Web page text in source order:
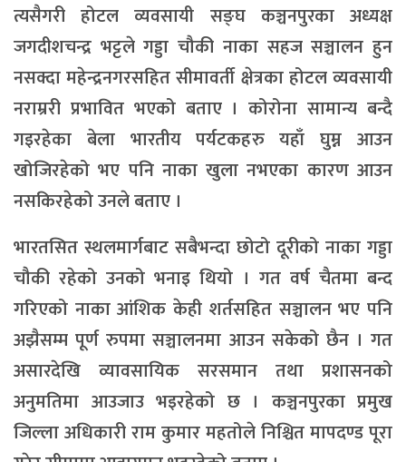
त्यसैगरी होटल व्यवसायी सङ्घ कञ्चनपुरका अध्यक्ष
जगदीशचन्द्र भट्टले गड्डा चौकी नाका सहज सञ्चालन हुन
नसक्दा महेन्द्रनगरसहित सीमावर्ती क्षेत्रका होटल व्यवसायी
नराम्ररी प्रभावित भएको बताए । कोरोना सामान्य बन्दै
गइरहेका बेला भारतीय पर्यटकहरु यहाँ घुम्न आउन
खोजिरहेको भए पनि नाका खुला नभएका कारण आउन
नसकिरहेको उनले बताए ।
भारतसित स्थलमार्गबाट सबैभन्दा छोटो दूरीको नाका गड्डा
चौकी रहेको उनको भनाइ थियो । गत वर्ष चैतमा बन्द
गरिएको नाका आंशिक केही शर्तसहित सञ्चालन भए पनि
अझैसम्म पूर्ण रुपमा सञ्चालनमा आउन सकेको छैन । गत
असारदेखि व्यावसायिक सरसमान तथा प्रशासनको
अनुमतिमा आउजाउ भइरहेको छ । कञ्चनपुरका प्रमुख
जिल्ला अधिकारी राम कुमार महतोले निश्चित मापदण्ड पूरा